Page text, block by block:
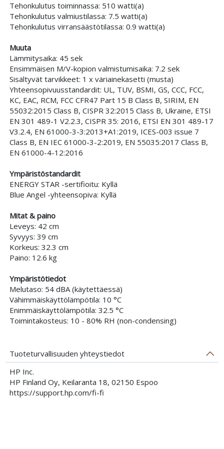
Tehonkulutus toiminnassa: 510 watti(a)
Tehonkulutus valmiustilassa: 7.5 watti(a)
Tehonkulutus virransäästötilassa: 0.9 watti(a)
Muuta
Lämmitysaika: 45 sek
Ensimmäisen M/V-kopion valmistumisaika: 7.2 sek
Sisältyvät tarvikkeet: 1 x väriainekasetti (musta)
Yhteensopivuusstandardit: UL, TUV, BSMI, GS, CCC, FCC,
KC, EAC, RCM, FCC CFR47 Part 15 B Class B, SIRIM, EN
55032:2015 Class B, CISPR 32:2015 Class B, Ukraine, ETSI
EN 301 489-1 V2.2.3, CISPR 35: 2016, ETSI EN 301 489-17
V3.2.4, EN 61000-3-3:2013+A1:2019, ICES-003 issue 7
Class B, EN IEC 61000-3-2:2019, EN 55035:2017 Class B,
EN 61000-4-12:2016
Ympäristöstandardit
ENERGY STAR -sertifioitu: Kyllä
Blue Angel -yhteensopiva: Kyllä
Mitat & paino
Leveys: 42 cm
Syvyys: 39 cm
Korkeus: 32.3 cm
Paino: 12.6 kg
Ympäristötiedot
Melutaso: 54 dBA (käytettäessä)
Vähimmäiskäyttölämpötila: 10 °C
Enimmäiskäyttölämpötila: 32.5 °C
Toimintakosteus: 10 - 80% RH (non-condensing)
Tuoteturvallisuuden yhteystiedot
HP Inc.
HP Finland Oy, Keilaranta 18, 02150 Espoo
https://support.hp.com/fi-fi